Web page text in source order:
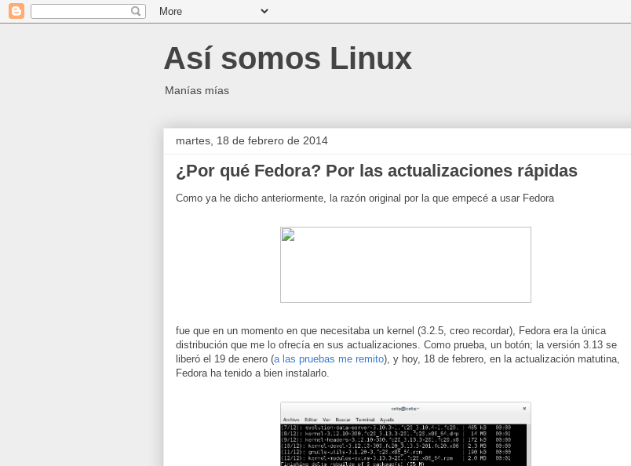
Así somos Linux
Manías mías
martes, 18 de febrero de 2014
¿Por qué Fedora? Por las actualizaciones rápidas
Como ya he dicho anteriormente, la razón original por la que empecé a usar Fedora
fue que en un momento en que necesitaba un kernel (3.2.5, creo recordar), Fedora era la única
distribución que me lo ofrecía en sus actualizaciones. Como prueba, un botón; la versión 3.13 se
liberó el 19 de enero (a las pruebas me remito), y hoy, 18 de febrero, en la actualización matutina,
Fedora ha tenido a bien instalarlo.